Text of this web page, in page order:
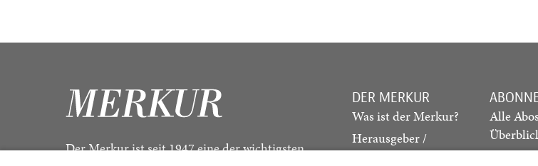
Der Merkur ist seit 1947 eine der wichtigsten
DER MERKUR
Was ist der Merkur?
Herausgeber /
Redaktion
Alle
Print-